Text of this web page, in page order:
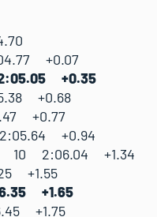
+0.07
+0.35
+0.68
+0.77
+0.94
10 2:06.04 +1.34
+1.55
+1.65
+1.75